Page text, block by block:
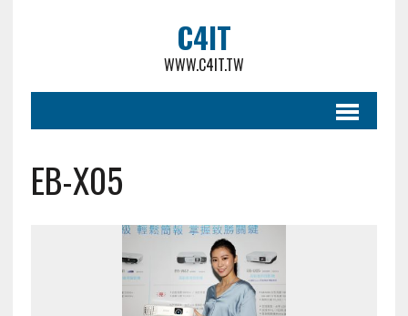
C4IT
WWW.C4IT.TW
EB-X05